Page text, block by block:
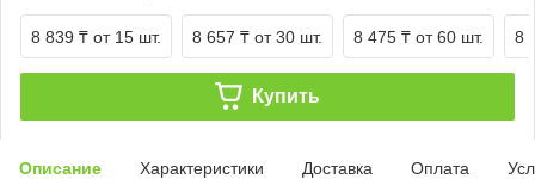
8 839 ₸ от 15 шт. 8 657 ₸ от 30 шт. 8 475 ₸ от 60 шт. 8
Купить
Описание Характеристики Доставка Оплата